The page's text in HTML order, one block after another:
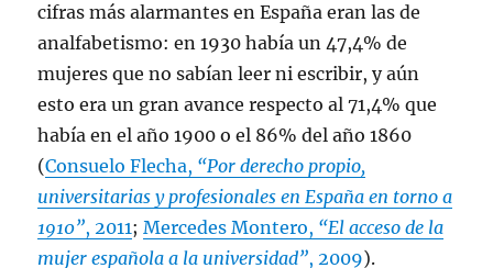
cifras más alarmantes en España eran las de
analfabetismo: en 1930 había un 47,4% de
mujeres que no sabían leer ni escribir, y aún
esto era un gran avance respecto al 71,4% que
había en el año 1900 o el 86% del año 1860
(Consuelo Flecha, “Por derecho propio,
universitarias y profesionales en España en torno a
1910”, 2011;Mercedes Montero, “El acceso de la
mujer española a la universidad”, 2009).